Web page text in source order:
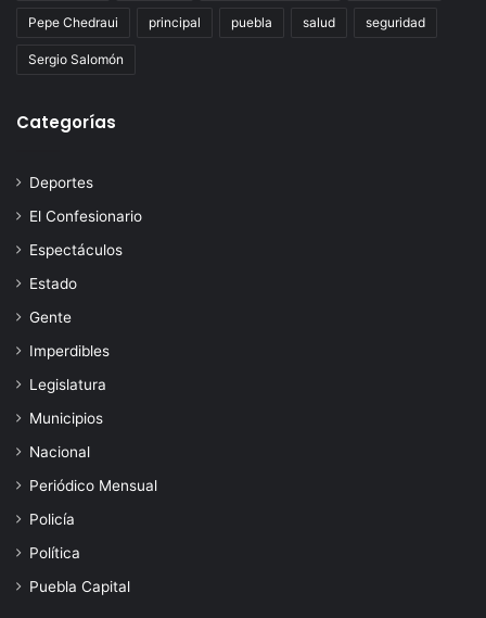
Pepe Chedraui principal puebla salud seguridad
Sergio Salomón
Categorías
Deportes
El Confesionario
Espectáculos
Estado
Gente
Imperdibles
Legislatura
Municipios
Nacional
Periódico Mensual
Policía
Política
Puebla Capital